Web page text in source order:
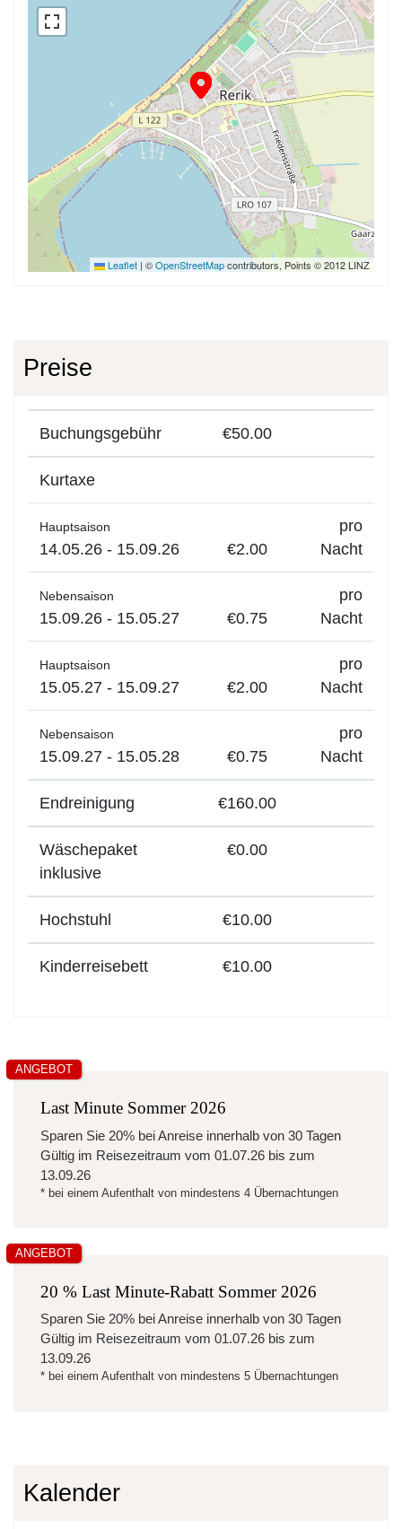
Leaflet | ©OpenStreetMapcontributors, Points © 2012 LINZ
Preise
Buchungsgebühr €50.00
Kurtaxe
Hauptsaison
14.05.26 - 15.09.26 €2.00
pro
Nacht
Nebensaison
15.09.26 - 15.05.27 €0.75
pro
Nacht
Hauptsaison
15.05.27 - 15.09.27 €2.00
pro
Nacht
Nebensaison
15.09.27 - 15.05.28 €0.75
pro
Nacht
Endreinigung €160.00
Wäschepaket
inklusive
€0.00
Hochstuhl €10.00
Kinderreisebett €10.00
Last Minute Sommer 2026
Sparen Sie 20% bei Anreise innerhalb von 30 Tagen
Gültig im Reisezeitraum vom 01.07.26 bis zum
13.09.26
* bei einem Aufenthalt von mindestens 4 Übernachtungen
ANGEBOT
20 % Last Minute-Rabatt Sommer 2026
Sparen Sie 20% bei Anreise innerhalb von 30 Tagen
Gültig im Reisezeitraum vom 01.07.26 bis zum
13.09.26
* bei einem Aufenthalt von mindestens 5 Übernachtungen
ANGEBOT
Kalender